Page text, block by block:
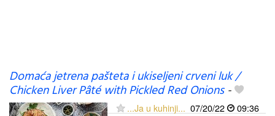
Domaća jetrena pašteta i ukiseljeni crveni luk /
Chicken Liver Pâté with Pickled Red Onions-
...Ja u kuhinji... 07/20/22
09:36